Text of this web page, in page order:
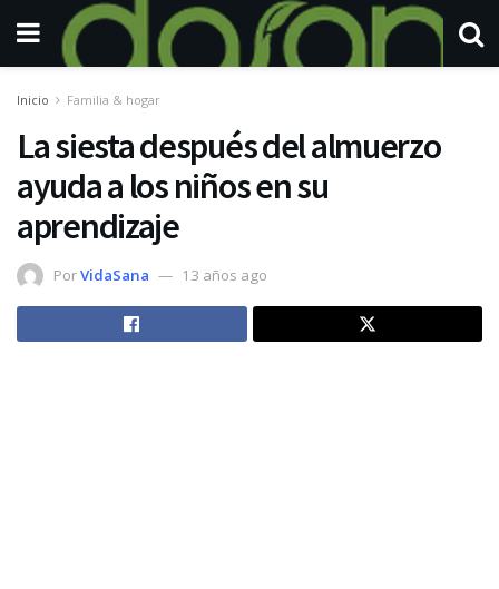
Inicio Familia & hogar
La siesta después del almuerzo
ayuda a los niños en su
aprendizaje
PorVidaSana 13 años ago